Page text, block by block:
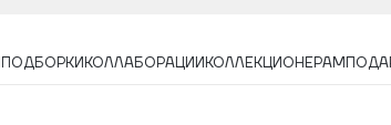
ПОДБОРКИ КОЛЛАБОРАЦИИ КОЛЛЕКЦИОНЕРАМ